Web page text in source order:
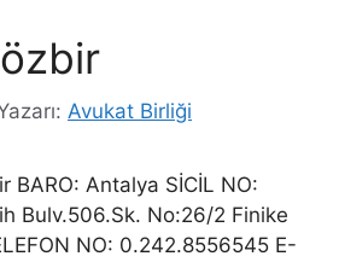
Avukat Birliği
BARO: Antalya SİCİL NO:
Bulv.506.Sk. No:26/2 Finike
NO: 0.242.8556545 E-